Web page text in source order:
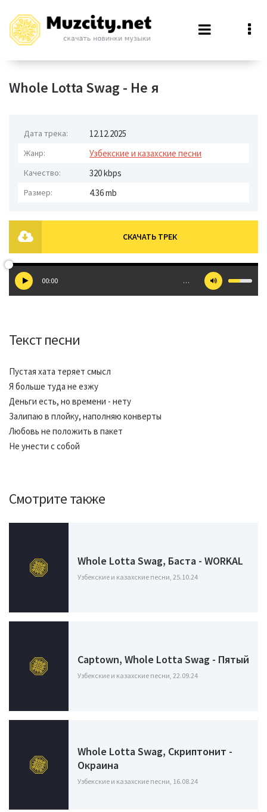
Whole Lotta Swag - Не я
Дата трека: 12.12.2025
Жанр: Узбекские и казахские песни
Качество: 320 kbps
Размер: 4.36 mb
СКАЧАТЬ ТРЕК
00:00 …
Текст песни
Пустая хата теряет смысл
Я больше туда не езжу
Деньги есть, но времени - нету
Залипаю в плойку, наполняю конверты
Любовь не положить в пакет
Не унести с собой
Смотрите также
Whole Lotta Swag, Баста - WORKAL
Узбекские и казахские песни, 25.10.24
Captown, Whole Lotta Swag - Пятый
Узбекские и казахские песни, 22.09.24
Whole Lotta Swag, Скриптонит -
Окраина
Узбекские и казахские песни, 16.08.24